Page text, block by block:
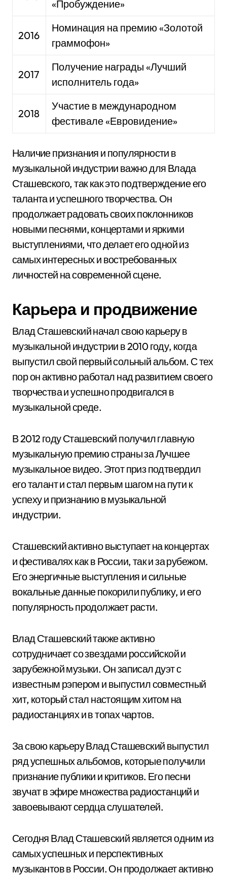
«Пробуждение»
2016
Номинация на премию «Золотой
граммофон»
2017
Получение награды «Лучший
исполнитель года»
2018
Участие в международном
фестивале «Евровидение»
Наличие признания и популярности в
музыкальной индустрии важно для Влада
Сташевского, так как это подтверждение его
таланта и успешного творчества. Он
продолжает радовать своих поклонников
новыми песнями, концертами и яркими
выступлениями, что делает его одной из
самых интересных и востребованных
личностей на современной сцене.
Карьера и продвижение
Влад Сташевский начал свою карьеру в
музыкальной индустрии в 2010 году, когда
выпустил свой первый сольный альбом. С тех
пор он активно работал над развитием своего
творчества и успешно продвигался в
музыкальной среде.
В 2012 году Сташевский получил главную
музыкальную премию страны за Лучшее
музыкальное видео. Этот приз подтвердил
его талант и стал первым шагом на пути к
успеху и признанию в музыкальной
индустрии.
Сташевский активно выступает на концертах
и фестивалях как в России, так и за рубежом.
Его энергичные выступления и сильные
вокальные данные покорили публику, и его
популярность продолжает расти.
Влад Сташевский также активно
сотрудничает со звездами российской и
зарубежной музыки. Он записал дуэт с
известным рэпером и выпустил совместный
хит, который стал настоящим хитом на
радиостанциях и в топах чартов.
За свою карьеру Влад Сташевский выпустил
ряд успешных альбомов, которые получили
признание публики и критиков. Его песни
звучат в эфире множества радиостанций и
завоевывают сердца слушателей.
Сегодня Влад Сташевский является одним из
самых успешных и перспективных
музыкантов в России. Он продолжает активно